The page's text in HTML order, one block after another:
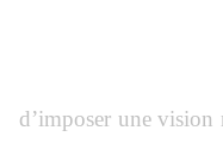
d’imposer une vision